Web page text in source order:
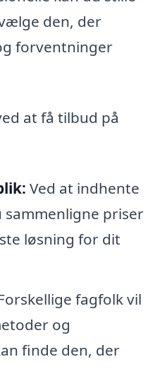
den, der
forventninger
at få tilbud på
Ved at indhente
priser
løsning for dit
fagfolk vil
og
finde den, der